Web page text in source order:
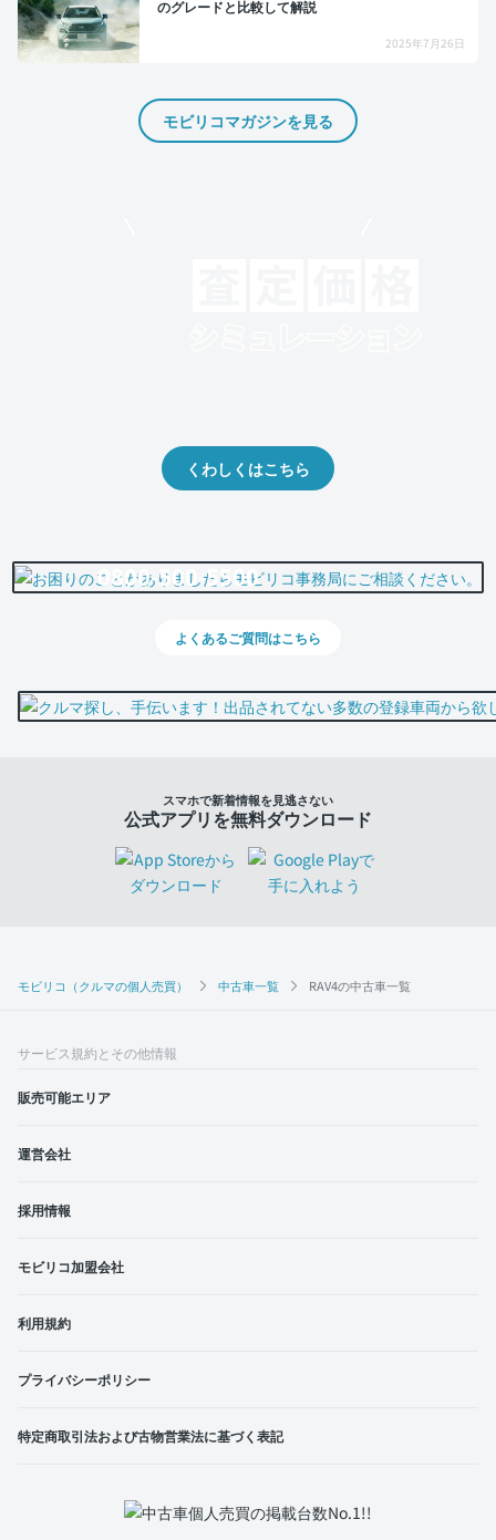
モビリコ（クルマの個人売買） 中古車一覧 RAV4の中古車一覧
のグレードと比較して解説
2025年7月26日
モビリコマガジンを見る
くわしくはこちら
0800-500-5500
よくあるご質問はこちら
スマホで新着情報を見逃さない
公式アプリを無料ダウンロード
サービス規約とその他情報
販売可能エリア
運営会社
採用情報
モビリコ加盟会社
利用規約
プライバシーポリシー
特定商取引法および古物営業法に基づく表記